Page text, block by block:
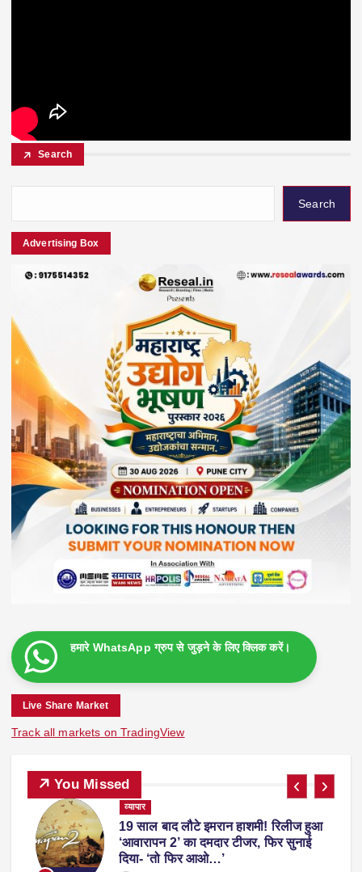
Search
Search
Advertising Box
हमारे WhatsApp ग्रुप से जुड़ने के लिए क्लिक करें।
Live Share Market
Track all markets on TradingView
You Missed
व्यापार
19 साल बाद लौटे इमरान हाशमी! रिलीज हुआ
‘आवारापन 2’ का दमदार टीजर, फिर सुनाई
दिया- ‘तो फिर आओ…’